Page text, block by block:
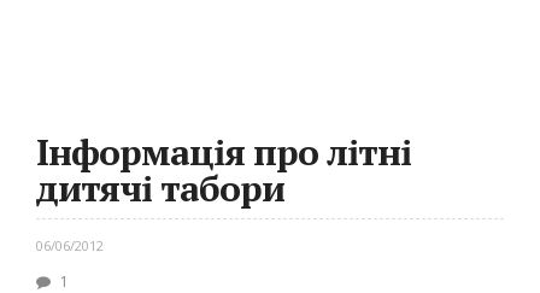
Інформація про літні
дитячі табори
06/06/2012
1